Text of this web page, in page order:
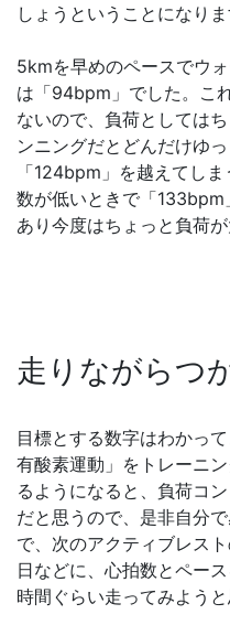
しょうということになりま
5kmを早めのペースでウ
は「94bpm」でした。こ
ないので、負荷としては
ンニングだとどんだけゆ
「124bpm」を越えてし
数が低いときで「
あり今度はちょっと負荷
走りながらつ
目標とする数字はわかっ
有酸素運動」をトレーニ
るようになると、負荷コ
だと思うので、是非自分
で、次のアクティブレス
日などに、心拍数とペー
時間ぐらい走ってみようと